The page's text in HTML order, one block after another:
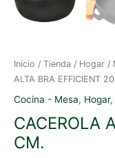
Inicio / Tienda / Hogar /
ALTA BRA EFFICIENT
Cocina - Mesa, Hogar,
CACEROLA
CM.